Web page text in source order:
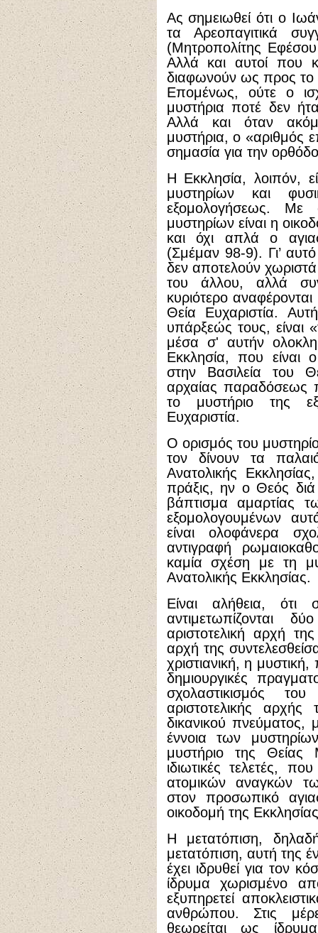
Ας σημειωθεί ότι ο
τα Αρεοπαγιτικά
(Μητροπολίτης
Αλλά και αυτοί που
διαφωνούν ως προς το
Επομένως, ούτε ο
μυστήρια ποτέ δεν
Αλλά και όταν
μυστήρια, ο «αριθμός
σημασία για την
Η Εκκλησία, λοιπόν,
μυστηρίων και
εξομολογήσεως. Με
μυστηρίων είναι η
και όχι απλά ο
(Σμέμαν 98-9). Γι’
δεν αποτελούν
του άλλου, αλλά
κυριότερο
Θεία Ευχαριστία.
υπάρξεώς τους, είναι
μέσα σ' αυτήν
Εκκλησία, που είναι
στην Βασιλεία του
αρχαίας παραδόσεως
το μυστήριο της
Ευχαριστία.
Ο ορισμός του
τον δίνουν τα
Ανατολικής
πράξις, ην ο Θεός διά
βάπτισμα αμαρτίας
εξομολογουμένων
είναι ολοφάνερα
αντιγραφή
καμία σχέση με τη
Ανατολικής Εκκλησίας.
Είναι αλήθεια, ότι
αντιμετωπίζονται
αριστοτελική αρχή
αρχή της
χριστιανική, η
δημιουργικές
σχολαστικισμός
αριστοτελικής
δικανικού πνεύματος,
έννοια των
μυστήριο της Θείας
ιδιωτικές τελετές,
ατομικών αναγκών
στον προσωπικό
οικοδομή της
Η μετατόπιση,
μετατόπιση, αυτή της
έχει ιδρυθεί για τον
ίδρυμα χωρισμένο
εξυπηρετεί
ανθρώπου. Στις
θεωρείται ως